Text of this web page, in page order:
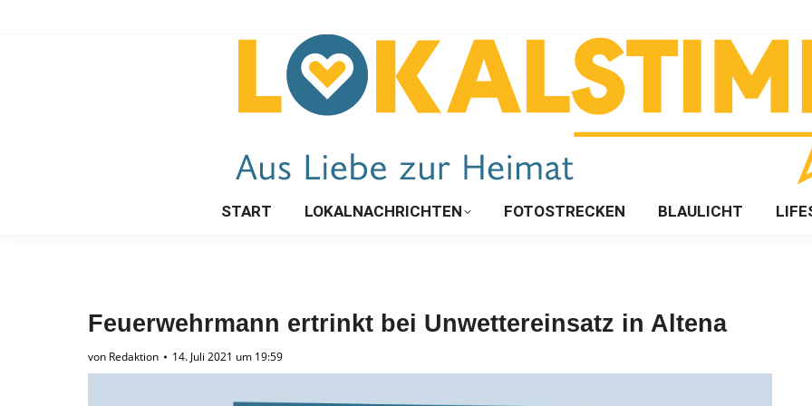
START LOKALNACHRICHTEN FOTOSTRECKEN BLAULICHT
Feuerwehrmann ertrinkt bei Unwettereinsatz in Altena
von Redaktion 14. Juli 2021 um 19:59